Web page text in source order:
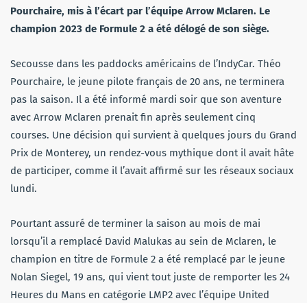
Pourchaire, mis à l’écart par l’équipe Arrow Mclaren. Le
champion 2023 de Formule 2 a été délogé de son siège.
Secousse dans les paddocks américains de l’IndyCar. Théo
Pourchaire, le jeune pilote français de 20 ans, ne terminera
pas la saison. Il a été informé mardi soir que son aventure
avec Arrow Mclaren prenait fin après seulement cinq
courses. Une décision qui survient à quelques jours du Grand
Prix de Monterey, un rendez-vous mythique dont il avait hâte
de participer, comme il l’avait affirmé sur les réseaux sociaux
lundi.
Pourtant assuré de terminer la saison au mois de mai
lorsqu’il a remplacé David Malukas au sein de Mclaren, le
champion en titre de Formule 2 a été remplacé par le jeune
Nolan Siegel, 19 ans, qui vient tout juste de remporter les 24
Heures du Mans en catégorie LMP2 avec l’équipe United